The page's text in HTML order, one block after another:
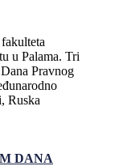
u Palama. Tri
Pravnog
Ruska
DANA